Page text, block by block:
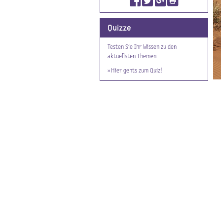
Quizze
Testen Sie Ihr Wissen zu den
aktuellsten Themen
» Hier gehts zum Quiz!